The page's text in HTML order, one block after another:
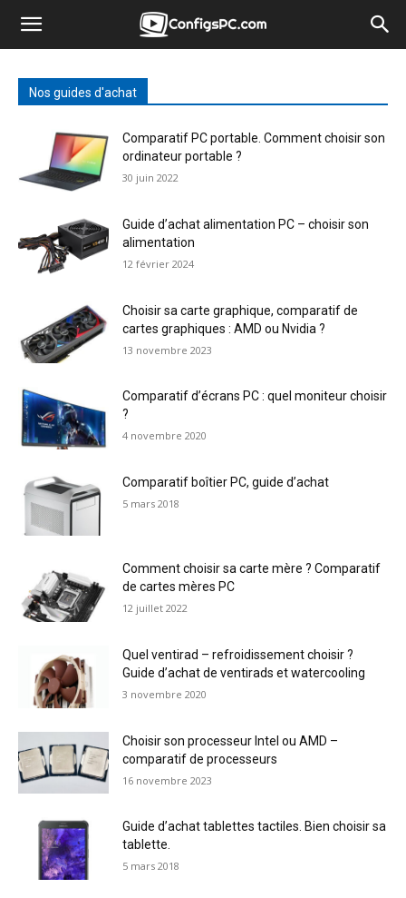
Nos guides d'achat
Comparatif PC portable. Comment choisir son
ordinateur portable ?
30 juin 2022
Guide d’achat alimentation PC – choisir son
alimentation
12 février 2024
Choisir sa carte graphique, comparatif de
cartes graphiques : AMD ou Nvidia ?
13 novembre 2023
Comparatif d’écrans PC : quel moniteur choisir
?
4 novembre 2020
Comparatif boîtier PC, guide d’achat
5 mars 2018
Comment choisir sa carte mère ? Comparatif
de cartes mères PC
12 juillet 2022
Quel ventirad – refroidissement choisir ?
Guide d’achat de ventirads et watercooling
3 novembre 2020
Choisir son processeur Intel ou AMD –
comparatif de processeurs
16 novembre 2023
Guide d’achat tablettes tactiles. Bien choisir sa
tablette.
5 mars 2018